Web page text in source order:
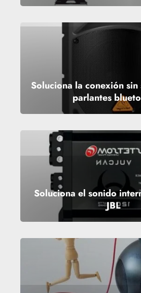
Soluciona la conexión
parlantes
Soluciona el sonido
JBL